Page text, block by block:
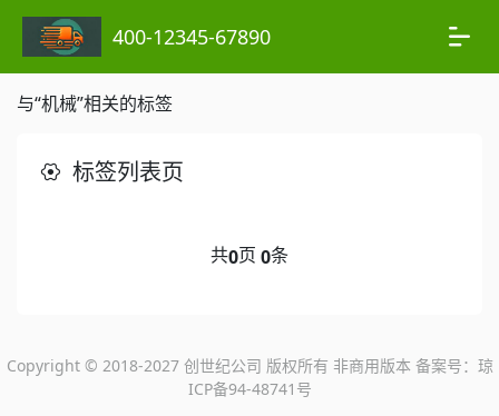
400-12345-67890
与“机械”相关的标签
标签列表页
共0页 0条
Copyright © 2018-2027 创世纪公司 版权所有 非商用版本 备案号： 琼
ICP备94-48741号